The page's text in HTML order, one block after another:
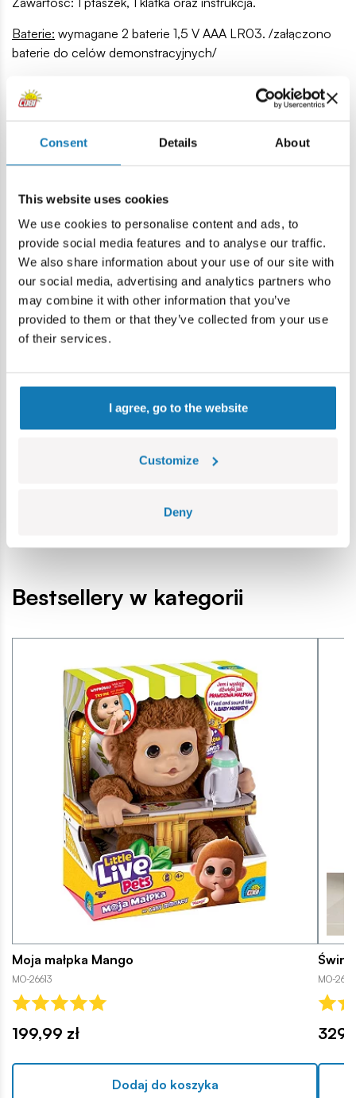
Consent Details About
This website uses cookies
We use cookies to personalise content and ads, to
provide social media features and to analyse our traffic.
We also share information about your use of our site with
our social media, advertising and analytics partners who
may combine it with other information that you’ve
provided to them or that they’ve collected from your use
of their services.
I agree, go to the website
Customize
Deny
Baterie: wymagane 2 baterie 1,5 V AAA LR03. /załączono
baterie do celów demonstracyjnych/
Nieodpowiednie dla dzieci w wieku poniżej 3 lat. Zawiera
wchłonięte. Ryzyko zadławienia. Wymagany nadzór osoby
Zalecamy zachowanie opakowania i instrukcji w celu
informacyjnym. Należy przeczytać dokładnie instrukcję
przed używaniem zabawki. Kolory oraz zawartość zestawu
mogą w niewielkim stopniu różnić się od przedstawionych
na ilustracji. Nie przykładać zabawki blisko ucha. Zabawka
zawiera elementy elektroniczne: Nie należy zanurzać w
wodzie. Czyszczenie tylko powierzchni zewnętrznej
zabawki. Wyprodukowano w Chinach.
Specyfikacja
Moose Toys
Bestsellery w kategorii
Moja małpka Mango
MO-26613
199,99 zł
Dodaj do koszyka
MO-